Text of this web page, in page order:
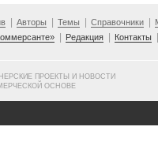
Авторы Темы Справочники
Редакция Контакты
ПРОЕКТЫ И НОВОСТИ
ОСНОВЕ